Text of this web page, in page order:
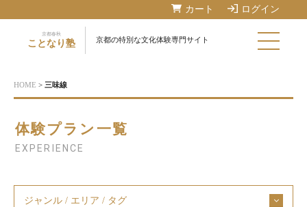
カート ログイン
京都春秋
ことなり塾 京都の特別な文化体験専門サイト
HOME > 三味線
体験プラン一覧
EXPERIENCE
ジャンル / エリア / タグ